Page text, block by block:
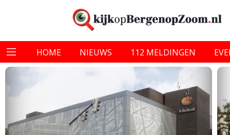
HOME NIEUWS 112 MELDINGEN